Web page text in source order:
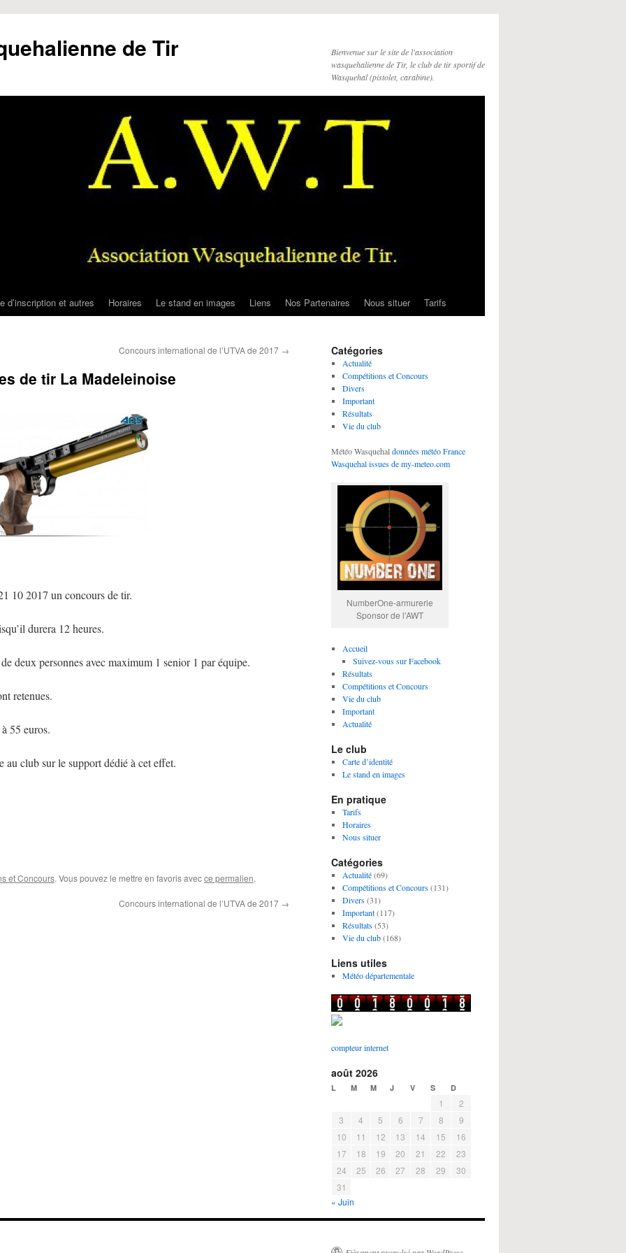
de Tir
Bienvenue sur le site de l'association
wasquehalienne de Tir, le club de tir sportif de
Wasquehal (pistolet, carabine).
d’inscription et autres Horaires Le stand en images Liens Nos Partenaires Nous situer Tarifs
Concours international de l’UTVA de 2017 →
de tir La Madeleinoise
10 2017 un concours de tir.
durera 12 heures.
deux personnes avec maximum 1 senior 1 par équipe.
retenues.
55 euros.
club sur le support dédié à cet effet.
et Concours. Vous pouvez le mettre en favoris avecce permalien.
Concours international de l’UTVA de 2017 →
Catégories
Actualité
Compétitions et Concours
Divers
Important
Résultats
Vie du club
Météo Wasquehaldonnées météo France
Wasquehal issues de my-meteo.com
NumberOne-armurerie
Sponsor de l'AWT
Accueil
Suivez-vous sur Facebook
Résultats
Compétitions et Concours
Vie du club
Important
Actualité
Le club
Carte d’identité
Le stand en images
En pratique
Tarifs
Horaires
Nous situer
Catégories
Actualité(69)
Compétitions et Concours(131)
Divers(31)
Important(117)
Résultats(53)
Vie du club(168)
Liens utiles
Météo départementale
compteur internet
août 2026
L M M J V S D
1
2
3
4 5 6 7 8
9
10
11 12 13 14 15
16
17
18 19 20 21 22
23
24
25 26 27 28 29
30
31
« Juin